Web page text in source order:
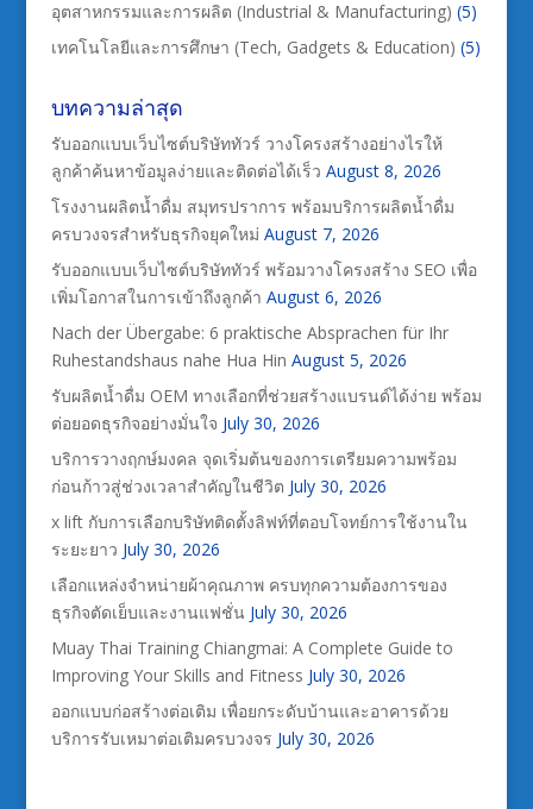
อุตสาหกรรมและการผลิต (Industrial & Manufacturing) (5)
เทคโนโลยีและการศึกษา (Tech, Gadgets & Education) (5)
บทความล่าสุด
รับออกแบบเว็บไซต์บริษัททัวร์ วางโครงสร้างอย่างไรให้
ลูกค้าค้นหาข้อมูลง่ายและติดต่อได้เร็ว August 8, 2026
โรงงานผลิตน้ำดื่ม สมุทรปราการ พร้อมบริการผลิตน้ำดื่ม
ครบวงจรสำหรับธุรกิจยุคใหม่ August 7, 2026
รับออกแบบเว็บไซต์บริษัททัวร์ พร้อมวางโครงสร้าง SEO เพื่อ
เพิ่มโอกาสในการเข้าถึงลูกค้า August 6, 2026
Nach der Übergabe: 6 praktische Absprachen für Ihr
Ruhestandshaus nahe Hua Hin August 5, 2026
รับผลิตน้ำดื่ม OEM ทางเลือกที่ช่วยสร้างแบรนด์ได้ง่าย พร้อม
ต่อยอดธุรกิจอย่างมั่นใจ July 30, 2026
บริการวางฤกษ์มงคล จุดเริ่มต้นของการเตรียมความพร้อม
ก่อนก้าวสู่ช่วงเวลาสำคัญในชีวิต July 30, 2026
x lift กับการเลือกบริษัทติดตั้งลิฟท์ที่ตอบโจทย์การใช้งานใน
ระยะยาว July 30, 2026
เลือกแหล่งจำหน่ายผ้าคุณภาพ ครบทุกความต้องการของ
ธุรกิจตัดเย็บและงานแฟชั่น July 30, 2026
Muay Thai Training Chiangmai: A Complete Guide to
Improving Your Skills and Fitness July 30, 2026
ออกแบบก่อสร้างต่อเติม เพื่อยกระดับบ้านและอาคารด้วย
บริการรับเหมาต่อเติมครบวงจร July 30, 2026